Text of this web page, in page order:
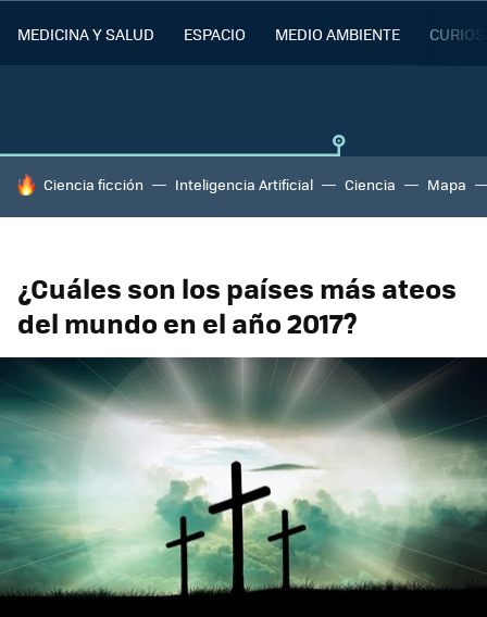
MEDICINA Y SALUD ESPACIO MEDIO AMBIENTE
HOY SE HABLA DE
Ciencia ficción Inteligencia Artificial Ciencia Mapa
¿Cuáles son los países más ateos
del mundo en el año 2017?